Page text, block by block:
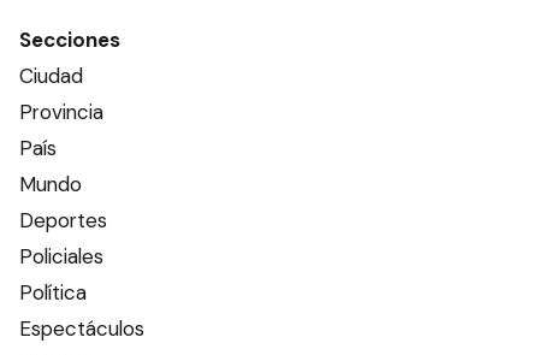
Secciones
Ciudad
Provincia
País
Mundo
Deportes
Policiales
Política
Espectáculos